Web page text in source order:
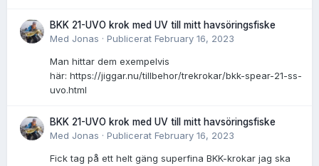
BKK 21-UVO krok med UV till mitt havsöringsfiske
Med Jonas · Publicerat February 16, 2023
Man hittar dem exempelvis
här: https://jiggar.nu/tillbehor/trekrokar/bkk-spear-21-ss-
uvo.html
BKK 21-UVO krok med UV till mitt havsöringsfiske
Med Jonas · Publicerat February 16, 2023
Fick tag på ett helt gäng superfina BKK-krokar jag ska